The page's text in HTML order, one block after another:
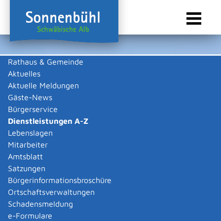
Rathaus & Gemeinde
Aktuelles
Aktuelle Meldungen
Gäste-News
Bürgerservice
Dienstleistungen A-Z
Lebenslagen
Mitarbeiter
Amtsblatt
Satzungen
Bürgerinformationsbroschüre
Ortschaftsverwaltungen
Schadensmeldung
e-Formulare
Sie sind hier:
Dienstleistungen A-Z
Dienstleistungen A-Z
Leistungen
Vielzahl von kommunalen und staatlichen
Verwaltungsvorgängen. Insbesondere erhalten Sie
Informationen zu den erforderlichen Unterlagen die zu
einer bestimmen Verwaltungsdienstleistung notwendig